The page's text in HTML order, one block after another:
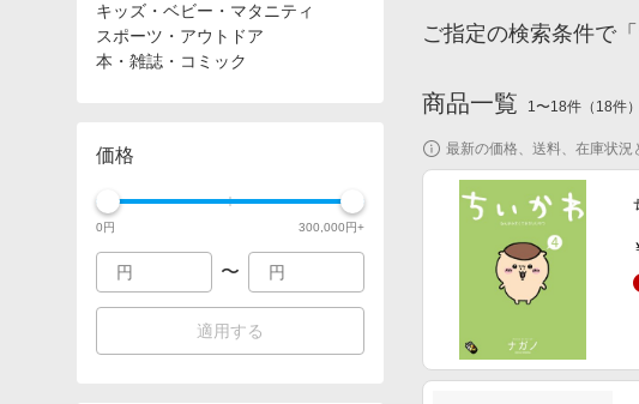
キッズ・ベビー・マタニティ
スポーツ・アウトドア
本・雑誌・コミック
価格
0円 300,000円+
〜
適用する
ご指定の検索条件で
商品一覧 1〜18件 （ 18件）
最新の価格、送料、在庫状況